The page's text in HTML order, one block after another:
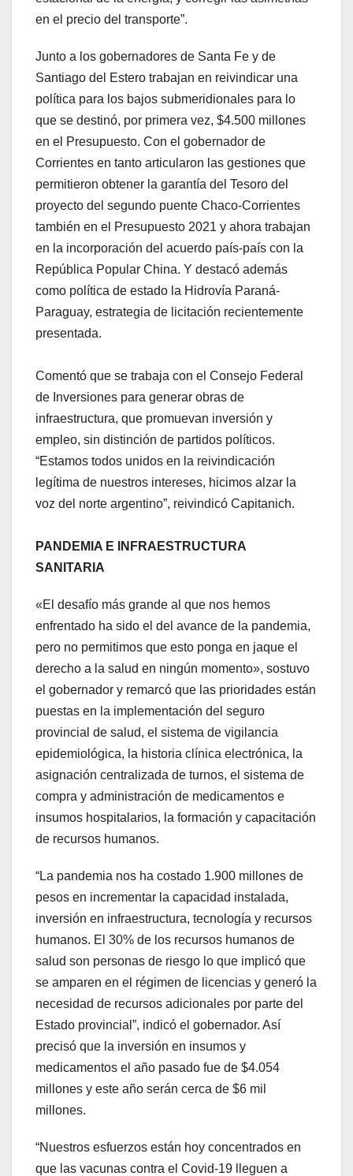
en el precio del transporte”.
Junto a los gobernadores de Santa Fe y de
Santiago del Estero trabajan en reivindicar una
política para los bajos submeridionales para lo
que se destinó, por primera vez, $4.500 millones
en el Presupuesto. Con el gobernador de
Corrientes en tanto articularon las gestiones que
permitieron obtener la garantía del Tesoro del
proyecto del segundo puente Chaco-Corrientes
también en el Presupuesto 2021 y ahora trabajan
en la incorporación del acuerdo país-país con la
República Popular China. Y destacó además
como política de estado la Hidrovía Paraná-
Paraguay, estrategia de licitación recientemente
presentada.
Comentó que se trabaja con el Consejo Federal
de Inversiones para generar obras de
infraestructura, que promuevan inversión y
empleo, sin distinción de partidos políticos.
“Estamos todos unidos en la reivindicación
legítima de nuestros intereses, hicimos alzar la
voz del norte argentino”, reivindicó Capitanich.
PANDEMIA E INFRAESTRUCTURA
SANITARIA
«El desafío más grande al que nos hemos
enfrentado ha sido el del avance de la pandemia,
pero no permitimos que esto ponga en jaque el
derecho a la salud en ningún momento», sostuvo
el gobernador y remarcó que las prioridades están
puestas en la implementación del seguro
provincial de salud, el sistema de vigilancia
epidemiológica, la historia clínica electrónica, la
asignación centralizada de turnos, el sistema de
compra y administración de medicamentos e
insumos hospitalarios, la formación y capacitación
de recursos humanos.
“La pandemia nos ha costado 1.900 millones de
pesos en incrementar la capacidad instalada,
inversión en infraestructura, tecnología y recursos
humanos. El 30% de los recursos humanos de
salud son personas de riesgo lo que implicó que
se amparen en el régimen de licencias y generó la
necesidad de recursos adicionales por parte del
Estado provincial”, indicó el gobernador. Así
precisó que la inversión en insumos y
medicamentos el año pasado fue de $4.054
millones y este año serán cerca de $6 mil
millones.
“Nuestros esfuerzos están hoy concentrados en
que las vacunas contra el Covid-19 lleguen a